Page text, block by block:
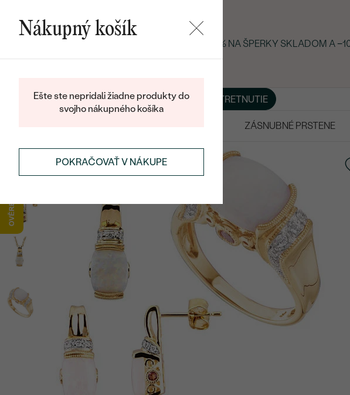
LETNÝ BLACK FRIDAY: −25 % NA ŠPERKY SKLADOM A
BLOGŠPERKY NA MIERU DOHODNÚŤ STRETNUTIE
ZÁSNUBNÉ PRSTENE
Nákupný košík
Ešte ste nepridali žiadne produkty do
svojho nákupného košíka
POKRAČOVAŤ V NÁKUPE